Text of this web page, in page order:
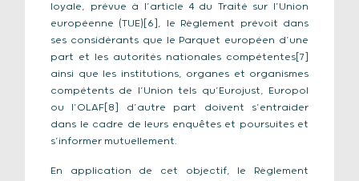
loyale, prévue à l’article 4 du Traité sur l’Union
européenne (TUE)[6], le Règlement prévoit dans
ses considérants que le Parquet européen d’une
part et les autorités nationales compétentes[7]
ainsi que les institutions, organes et organismes
compétents de l’Union tels qu’Eurojust, Europol
ou l’OLAF[8] d’autre part doivent s’entraider
dans le cadre de leurs enquêtes et poursuites et
s’informer mutuellement.
En application de cet objectif, le Règlement